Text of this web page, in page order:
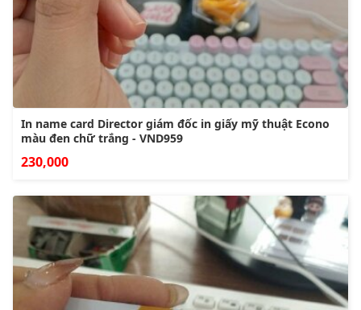
In name card Director giám đốc in giấy mỹ thuật Econo
màu đen chữ trắng - VND959
230,000